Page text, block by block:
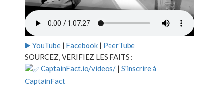
▶️ YouTube | Facebook | PeerTube
SOURCEZ, VERIFIEZ LES FAITS :
CaptainFact.io/videos/ | S'inscrire à
CaptainFact